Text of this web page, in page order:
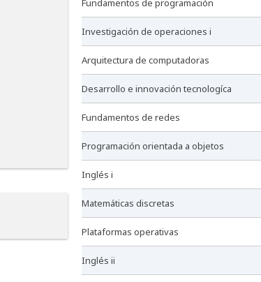
fundamentos de programación
investigación de operaciones i
arquitectura de computadoras
desarrollo e innovación tecnologíca
fundamentos de redes
programación orientada a objetos
inglés i
matemáticas discretas
plataformas operativas
inglés ii